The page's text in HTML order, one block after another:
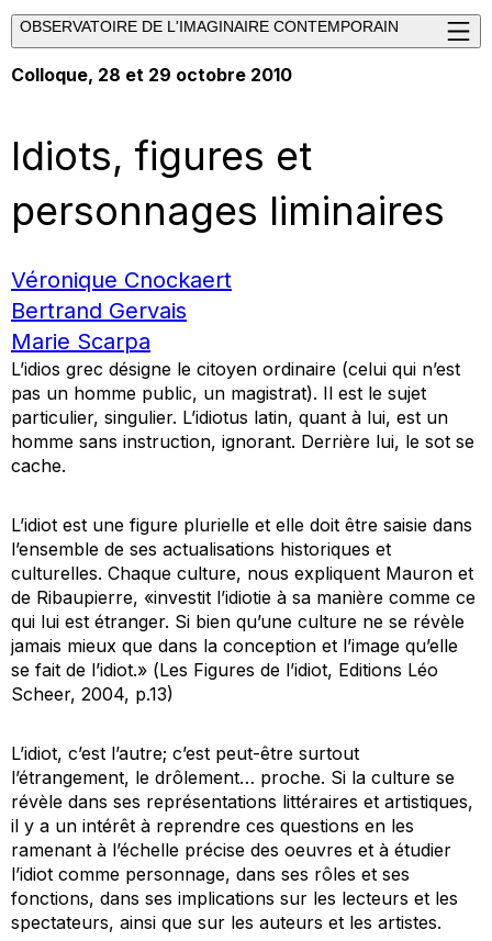
OBSERVATOIRE DE L'IMAGINAIRE CONTEMPORAIN
Colloque, 28 et 29 octobre 2010
Idiots, figures et
personnages liminaires
Véronique Cnockaert
Bertrand Gervais
Marie Scarpa
L’idios grec désigne le citoyen ordinaire (celui qui n’est
pas un homme public, un magistrat). Il est le sujet
particulier, singulier. L’idiotus latin, quant à lui, est un
homme sans instruction, ignorant. Derrière lui, le sot se
cache.
L’idiot est une figure plurielle et elle doit être saisie dans
l’ensemble de ses actualisations historiques et
culturelles. Chaque culture, nous expliquent Mauron et
de Ribaupierre, «investit l’idiotie à sa manière comme ce
qui lui est étranger. Si bien qu’une culture ne se révèle
jamais mieux que dans la conception et l’image qu’elle
se fait de l’idiot.» (Les Figures de l’idiot, Editions Léo
Scheer, 2004, p.13)
L’idiot, c’est l’autre; c’est peut-être surtout
l’étrangement, le drôlement… proche. Si la culture se
révèle dans ses représentations littéraires et artistiques,
il y a un intérêt à reprendre ces questions en les
ramenant à l’échelle précise des oeuvres et à étudier
l’idiot comme personnage, dans ses rôles et ses
fonctions, dans ses implications sur les lecteurs et les
spectateurs, ainsi que sur les auteurs et les artistes.